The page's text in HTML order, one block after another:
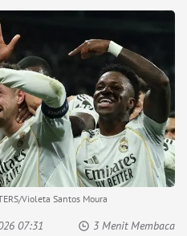
Violeta Santos Moura
07:31 3 Menit Membaca